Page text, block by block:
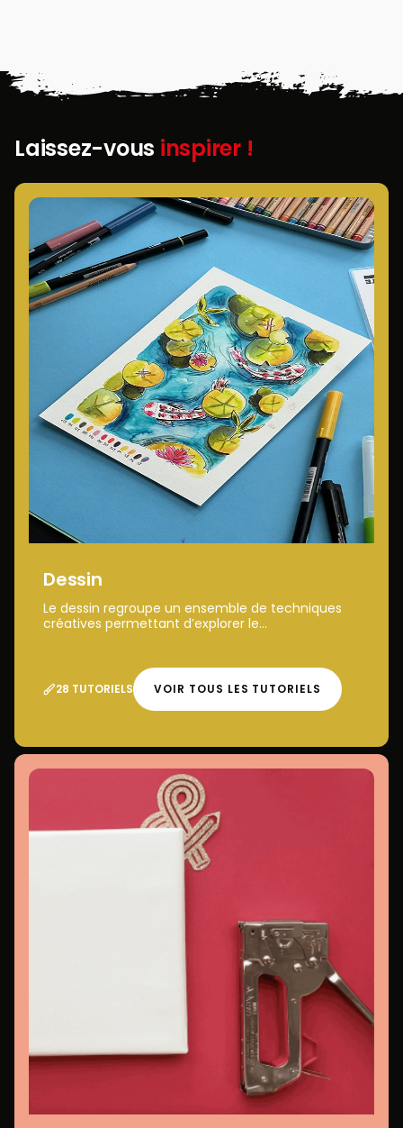
Laissez-vous inspirer !
Dessin
Le dessin regroupe un ensemble de techniques
créatives permettant d’explorer le...
28 TUTORIELS VOIR TOUS LES TUTORIELS